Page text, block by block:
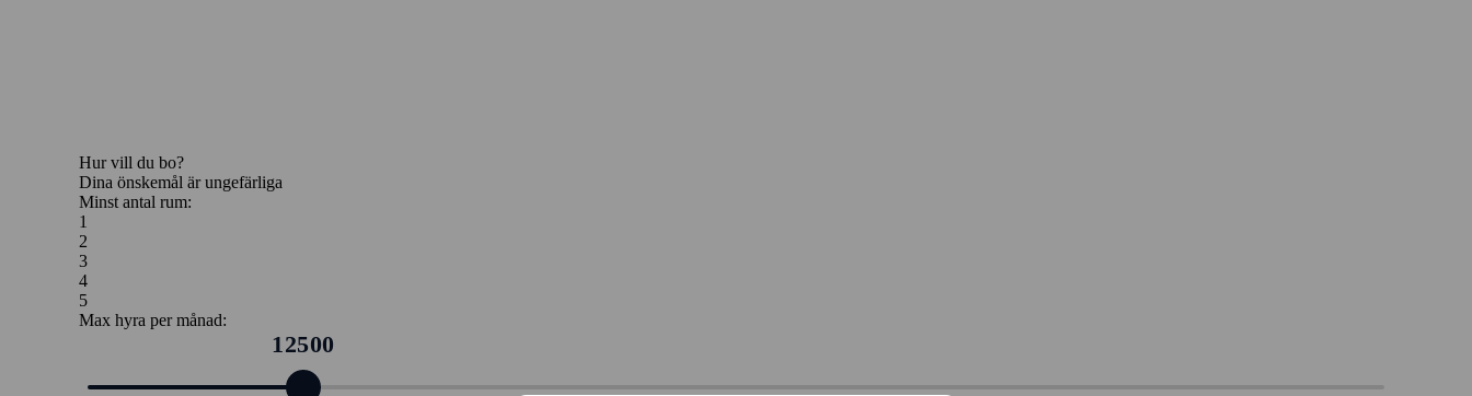
Hur vill du bo?
Dina önskemål är ungefärliga
Minst antal rum:
1
2
3
4
5
Max hyra per månad:
12500